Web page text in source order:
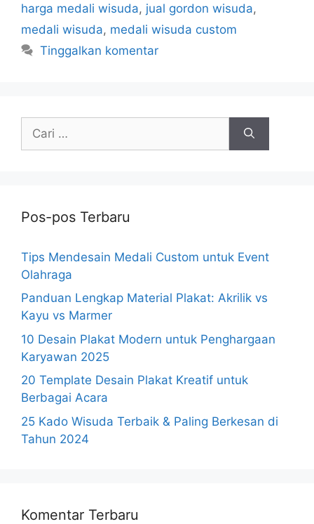
harga medali wisuda, jual gordon wisuda,
medali wisuda, medali wisuda custom
Tinggalkan komentar
untuk:
Pos-pos Terbaru
Tips Mendesain Medali Custom untuk Event
Olahraga
Panduan Lengkap Material Plakat: Akrilik vs
Kayu vs Marmer
10 Desain Plakat Modern untuk Penghargaan
Karyawan 2025
20 Template Desain Plakat Kreatif untuk
Berbagai Acara
25 Kado Wisuda Terbaik & Paling Berkesan di
Tahun 2024
Komentar Terbaru